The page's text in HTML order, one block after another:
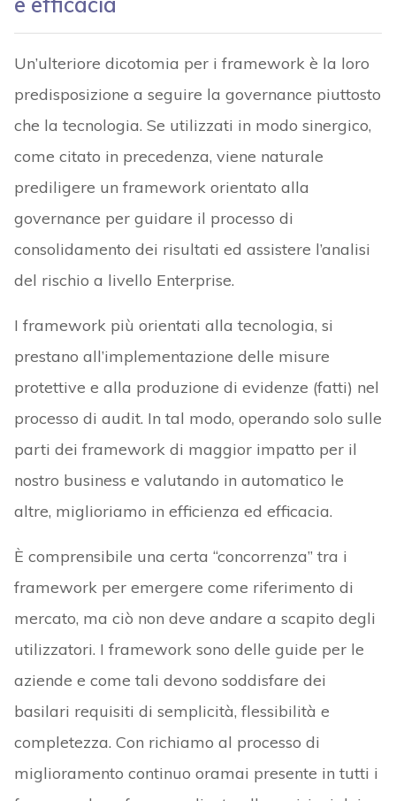
Un’ulteriore dicotomia per i framework è la loro
predisposizione a seguire la governance piuttosto
che la tecnologia. Se utilizzati in modo sinergico,
come citato in precedenza, viene naturale
prediligere un framework orientato alla
governance per guidare il processo di
consolidamento dei risultati ed assistere l’analisi
del rischio a livello Enterprise.
I framework più orientati alla tecnologia, si
prestano all’implementazione delle misure
protettive e alla produzione di evidenze (fatti) nel
processo di audit. In tal modo, operando solo sulle
parti dei framework di maggior impatto per il
nostro business e valutando in automatico le
altre, miglioriamo in efficienza ed efficacia.
È comprensibile una certa “concorrenza” tra i
framework per emergere come riferimento di
mercato, ma ciò non deve andare a scapito degli
utilizzatori. I framework sono delle guide per le
aziende e come tali devono soddisfare dei
basilari requisiti di semplicità, flessibilità e
completezza. Con richiamo al processo di
miglioramento continuo oramai presente in tutti i